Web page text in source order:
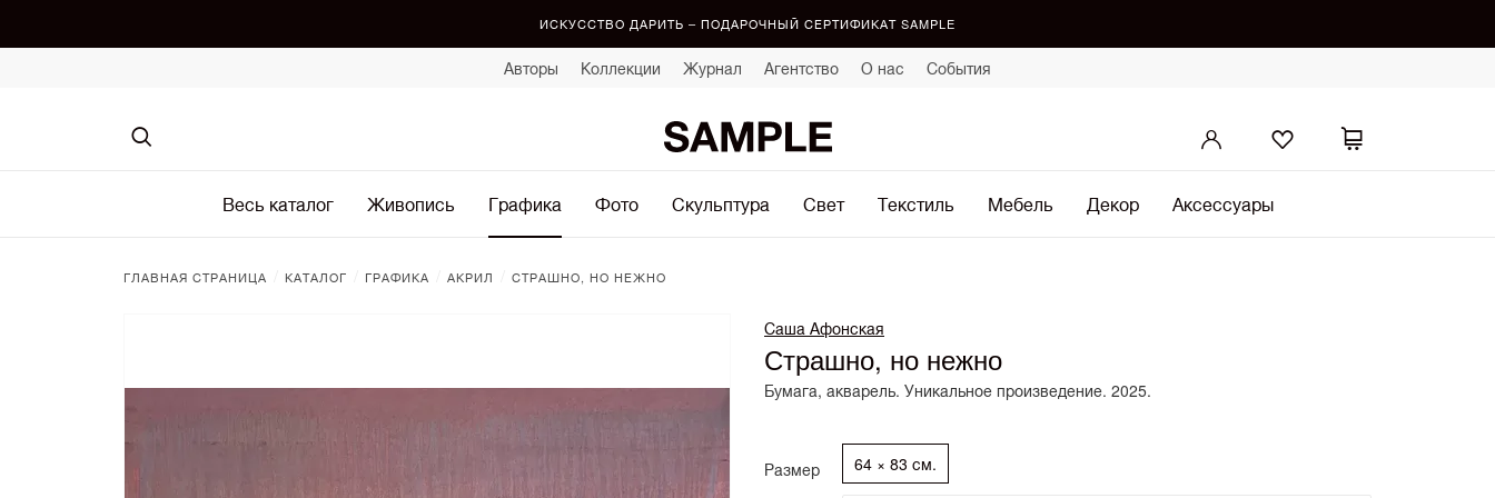
ИСКУССТВО ДАРИТЬ – ПОДАРОЧНЫЙ СЕРТИФИКАТ SAMPLE
Авторы Коллекции Журнал Агентство О нас События
Весь каталог Живопись Графика Фото Скульптура Свет Текстиль Мебель Декор Аксессуары
ГЛАВНАЯ СТРАНИЦА КАТАЛОГ ГРАФИКА АКРИЛ СТРАШНО, НО НЕЖНО
Саша Афонская
Страшно, но нежно
Бумага, акварель. Уникальное произведение. 2025.
Размер 64 × 83 см.